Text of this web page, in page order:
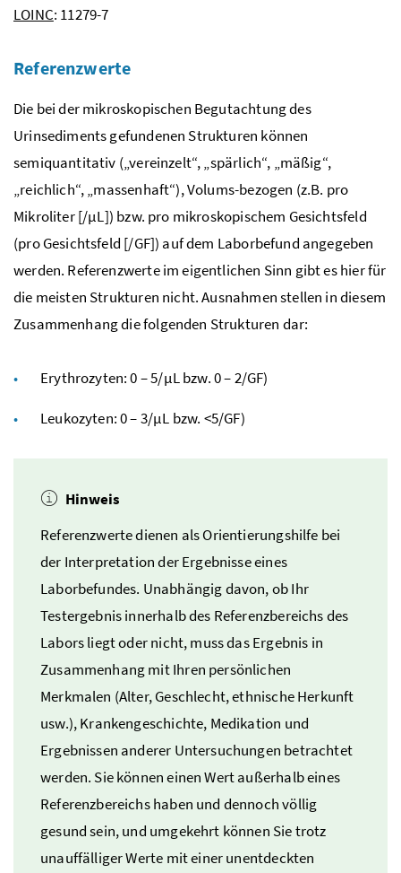
LOINC: 11279-7
Referenzwerte
Die bei der mikroskopischen Begutachtung des
Urinsediments gefundenen Strukturen können
semiquantitativ („vereinzelt“, „spärlich“, „mäßig“,
„reichlich“, „massenhaft“), Volums-bezogen (z.B. pro
Mikroliter [/µL]) bzw. pro mikroskopischem Gesichtsfeld
(pro Gesichtsfeld [/GF]) auf dem Laborbefund angegeben
werden. Referenzwerte im eigentlichen Sinn gibt es hier für
die meisten Strukturen nicht. Ausnahmen stellen in diesem
Zusammenhang die folgenden Strukturen dar:
Erythrozyten: 0 – 5/µLbzw.0 – 2/GF)
Leukozyten: 0 – 3/µL bzw. <5/GF)
Hinweis
Referenzwerte dienen als Orientierungshilfe bei
der Interpretation der Ergebnisse eines
Laborbefundes. Unabhängig davon, ob Ihr
Testergebnis innerhalb des Referenzbereichs des
Labors liegt oder nicht, muss das Ergebnis in
Zusammenhang mit Ihren persönlichen
Merkmalen (Alter, Geschlecht, ethnische Herkunft
usw.), Krankengeschichte, Medikation und
Ergebnissen anderer Untersuchungen betrachtet
werden. Sie können einen Wert außerhalb eines
Referenzbereichs haben und dennoch völlig
gesund sein, und umgekehrt können Sie trotz
unauffälliger Werte mit einer unentdeckten